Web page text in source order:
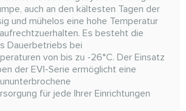
auch an den kältesten Tagen der
und mühelos eine hohe Temperatur
Es besteht die
Dauerbetriebs bei
von bis zu -26°C. Der Einsatz
der EVI-Serie ermöglicht eine
für jede Ihrer Einrichtungen